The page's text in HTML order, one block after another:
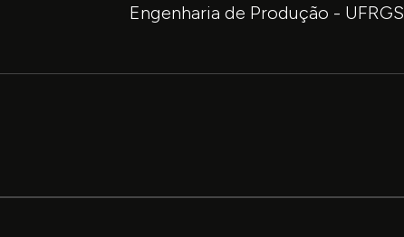
Engenharia de Produção - UFRGS